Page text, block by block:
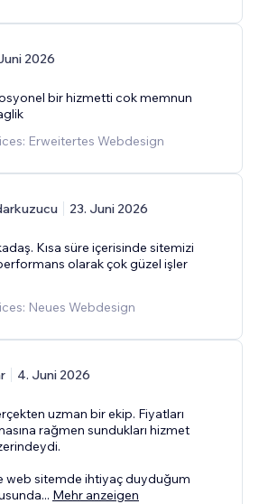
2026
bir hizmetti cok memnun
Erweitertes Webdesign
23. Juni 2026
Kısa süre içerisinde sitemizi
olarak çok güzel işler
Neues Webdesign
4. Juni 2026
uzman bir ekip. Fiyatları
rağmen sundukları hizmet
web sitemde ihtiyaç duyduğum
... Mehr anzeigen